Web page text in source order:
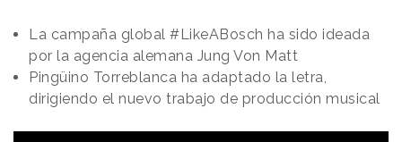
La campaña global #LikeABosch ha sido ideada
por la agencia alemana Jung Von Matt
Pingüino Torreblanca ha adaptado la letra,
dirigiendo el nuevo trabajo de producción musical